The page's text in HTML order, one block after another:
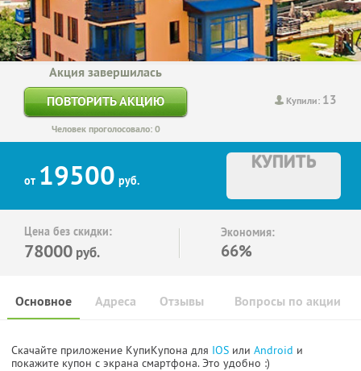
Купили: 13
Акция завершилась
ПОВТОРИТЬ АКЦИЮ
Человек проголосовало: 0
от 19500 руб.
КУПИТЬ
Цена без скидки:
78000 руб.
Экономия:
66%
Основное Отзывы Вопросы по акции
Адреса
Скачайте приложение КупиКупона для IOS или Android и
покажите купон с экрана смартфона. Это удобно :)